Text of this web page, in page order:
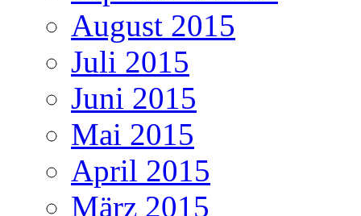
August 2015
Juli 2015
Juni 2015
Mai 2015
April 2015
März 2015